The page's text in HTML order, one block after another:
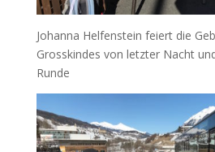
Johanna Helfenstein feiert die
Grosskindes von letzter Nacht
Runde